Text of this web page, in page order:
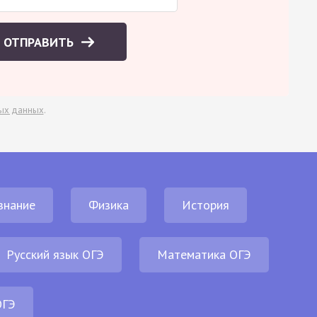
ОТПРАВИТЬ
данных.
Физика История
Русский язык ОГЭ Математика ОГЭ